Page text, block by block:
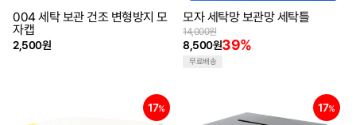
004 세탁 보관 건조 변형방지 모
자캡
2,500원
모자 세탁망 보관망 세탁틀
8,500원39%
14,000원
무료배송
17% 17%